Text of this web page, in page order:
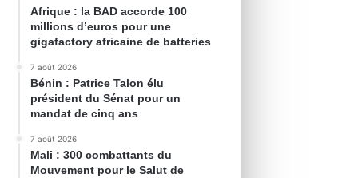
Afrique : la BAD accorde 100
millions d’euros pour une
gigafactory africaine de batteries
7 août 2026
Bénin : Patrice Talon élu
président du Sénat pour un
mandat de cinq ans
7 août 2026
Mali : 300 combattants du
Mouvement pour le Salut de